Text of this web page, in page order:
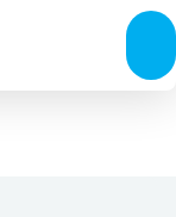
& ventiler